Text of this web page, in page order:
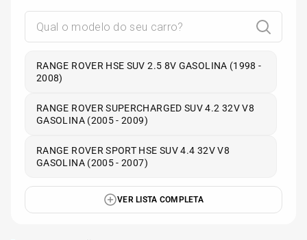
RANGE ROVER HSE SUV 2.5 8V GASOLINA (1998 -
2008)
RANGE ROVER SUPERCHARGED SUV 4.2 32V V8
GASOLINA (2005 - 2009)
RANGE ROVER SPORT HSE SUV 4.4 32V V8
GASOLINA (2005 - 2007)
VER LISTA COMPLETA